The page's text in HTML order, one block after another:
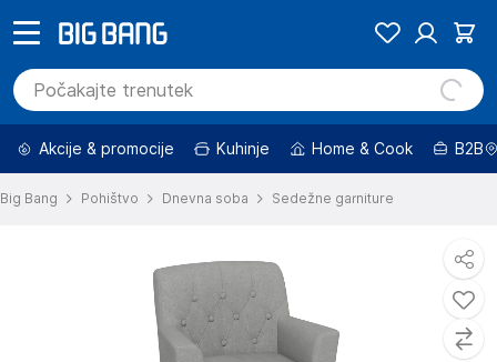
Akcije & promocije Kuhinje Home & Cook B2B
Big Bang Pohištvo Dnevna soba Sedežne garniture